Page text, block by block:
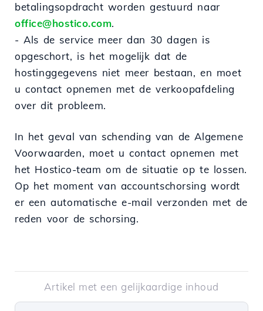
betalingsopdracht worden gestuurd naar
office@hostico.com.
- Als de service meer dan 30 dagen is
opgeschort, is het mogelijk dat de
hostinggegevens niet meer bestaan, en moet
u contact opnemen met de verkoopafdeling
over dit probleem.
In het geval van schending van de Algemene
Voorwaarden, moet u contact opnemen met
het Hostico-team om de situatie op te lossen.
Op het moment van accountschorsing wordt
er een automatische e-mail verzonden met de
reden voor de schorsing.
Artikel met een gelijkaardige inhoud